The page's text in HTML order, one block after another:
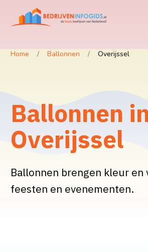
Home Ballonnen Overijssel
Ballonnen
Overijssel
Ballonnen brengen kleur en
feesten en evenementen.